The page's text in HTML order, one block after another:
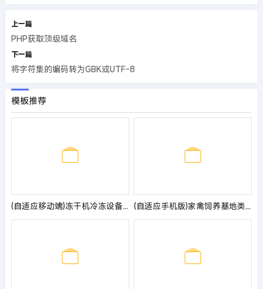
上一篇
PHP获取顶级域名
下一篇
将字符集的编码转为GBK或UTF-8
模板推荐
(自适应移动端)冻干机冷冻设备pbootcms模板 蓝色冷冻机械设备网站源码 (自适应手机版)家禽饲养基地类网站pbootcms模板 响应式养殖企业网站模板